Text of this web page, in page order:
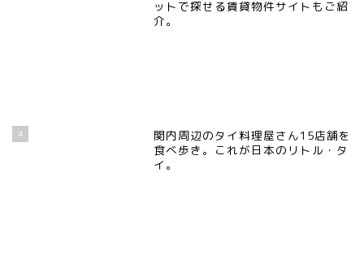
ットで探せる賃貸物件サイトもご紹
介。
4
関内周辺のタイ料理屋さん15店舗を
食べ歩き。これが日本のリトル・タ
イ。